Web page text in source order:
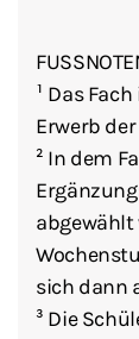
¹ Das
Erwerb
² In dem
abgewählt
sich dann
³ Die